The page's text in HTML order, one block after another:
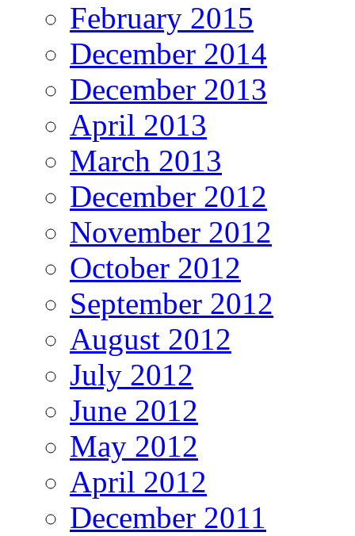
February 2015
December 2014
December 2013
April 2013
March 2013
December 2012
November 2012
October 2012
September 2012
August 2012
July 2012
June 2012
May 2012
April 2012
December 2011